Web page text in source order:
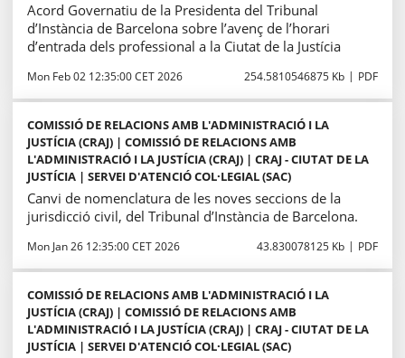
Acord Governatiu de la Presidenta del Tribunal
d’Instància de Barcelona sobre l’avenç de l’horari
d’entrada dels professional a la Ciutat de la Justícia
Mon Feb 02 12:35:00 CET 2026 254.5810546875 Kb PDF
COMISSIÓ DE RELACIONS AMB L'ADMINISTRACIÓ I LA
JUSTÍCIA (CRAJ) | COMISSIÓ DE RELACIONS AMB
L'ADMINISTRACIÓ I LA JUSTÍCIA (CRAJ) | CRAJ - CIUTAT DE LA
JUSTÍCIA | SERVEI D'ATENCIÓ COL·LEGIAL (SAC)
Canvi de nomenclatura de les noves seccions de la
jurisdicció civil, del Tribunal d’Instància de Barcelona.
Mon Jan 26 12:35:00 CET 2026 43.830078125 Kb PDF
COMISSIÓ DE RELACIONS AMB L'ADMINISTRACIÓ I LA
JUSTÍCIA (CRAJ) | COMISSIÓ DE RELACIONS AMB
L'ADMINISTRACIÓ I LA JUSTÍCIA (CRAJ) | CRAJ - CIUTAT DE LA
JUSTÍCIA | SERVEI D'ATENCIÓ COL·LEGIAL (SAC)